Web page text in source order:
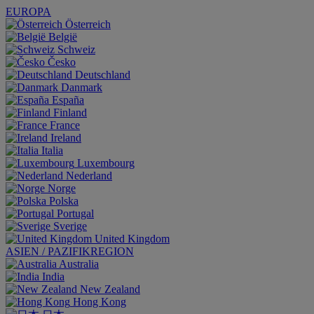
EUROPA
Österreich
België
Schweiz
Česko
Deutschland
Danmark
España
Finland
France
Ireland
Italia
Luxembourg
Nederland
Norge
Polska
Portugal
Sverige
United Kingdom
ASIEN / PAZIFIKREGION
Australia
India
New Zealand
Hong Kong